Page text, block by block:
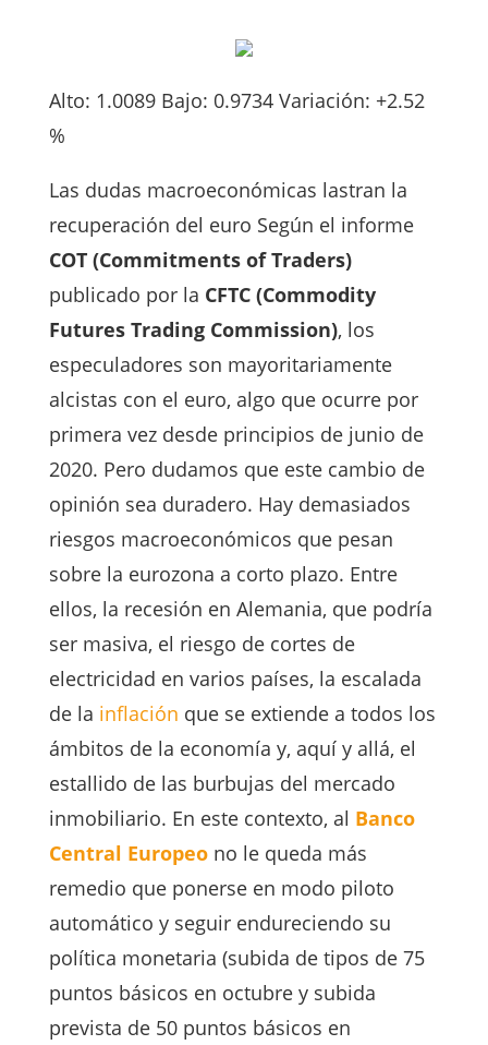
Alto: 1.0089 Bajo: 0.9734 Variación: +2.52
%
Las dudas macroeconómicas lastran la
recuperación del euro Según el informe
COT (Commitments of Traders)
publicado por la CFTC (Commodity
Futures Trading Commission), los
especuladores son mayoritariamente
alcistas con el euro, algo que ocurre por
primera vez desde principios de junio de
2020. Pero dudamos que este cambio de
opinión sea duradero. Hay demasiados
riesgos macroeconómicos que pesan
sobre la eurozona a corto plazo. Entre
ellos, la recesión en Alemania, que podría
ser masiva, el riesgo de cortes de
electricidad en varios países, la escalada
de la inflación que se extiende a todos los
ámbitos de la economía y, aquí y allá, el
estallido de las burbujas del mercado
inmobiliario. En este contexto, al Banco
Central Europeono le queda más
remedio que ponerse en modo piloto
automático y seguir endureciendo su
política monetaria (subida de tipos de 75
puntos básicos en octubre y subida
prevista de 50 puntos básicos en